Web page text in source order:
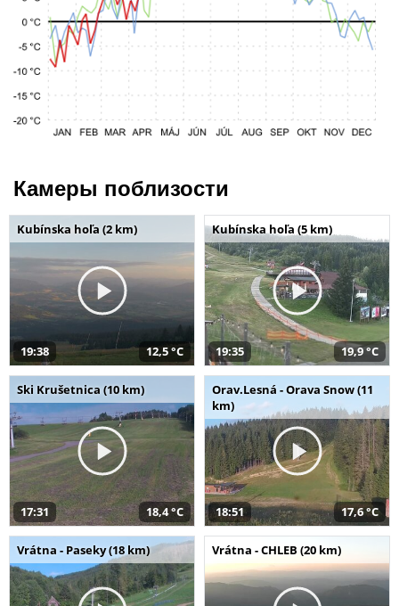
Камеры поблизости
Kubínska hoľa (2 km)
19:38 12,5 °C
Kubínska hoľa (5 km)
19:35 19,9 °C
Ski Krušetnica (10 km)
17:31 18,4 °C
Orav.Lesná - Orava Snow (11
km)
18:51 17,6 °C
Vrátna - Paseky (18 km) Vrátna - CHLEB (20 km)